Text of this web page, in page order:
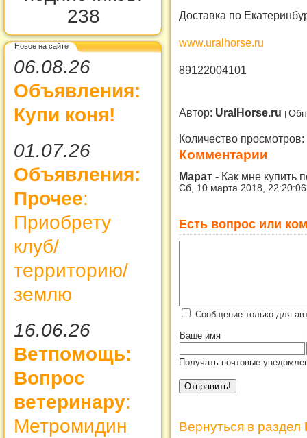
238
Новое на сайте
06.08.26
Объявления:
Купи коня!
01.07.26
Объявления:
Прочее:
Приобрету
клуб/
территорию/
землю
16.06.26
Ветпомощь:
Вопрос
ветеринару:
Метромидин
Доставка по
www.uralhorse.ru
89122004101
Автор: UralHorse.ru
Количество просмотров:
Комментарии
Марат - Как мне купить
Сб, 10 марта 2018,
Есть вопрос или
Сообщение только для
Ваше имя
Получать почтовые
Вернуться в раздел